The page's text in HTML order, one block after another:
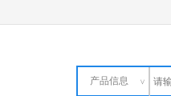
产品信息